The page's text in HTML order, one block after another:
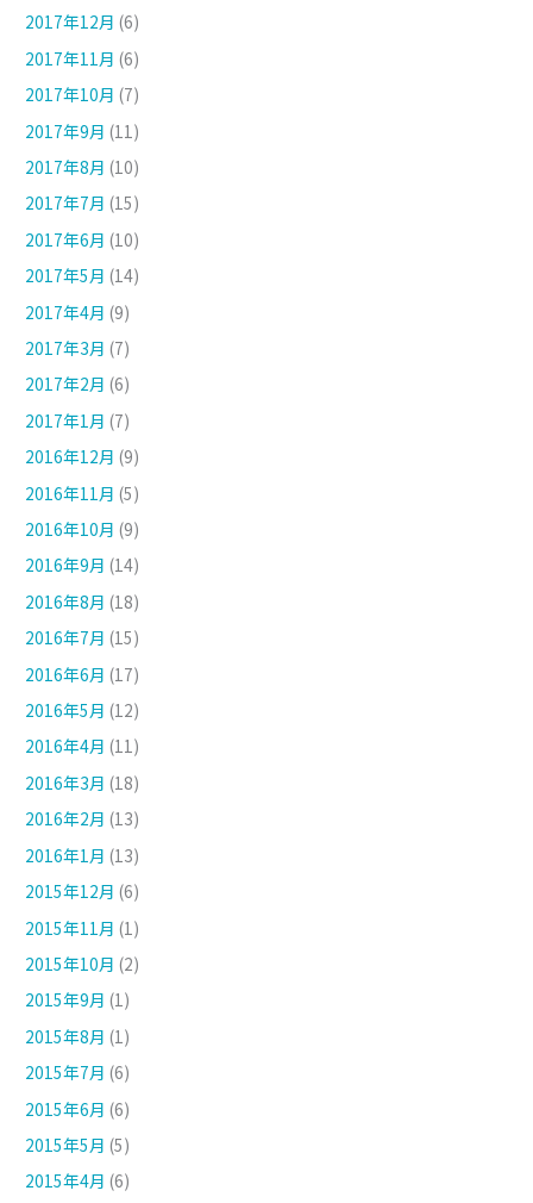
2017年12月 (6)
2017年11月 (6)
2017年10月 (7)
2017年9月 (11)
2017年8月 (10)
2017年7月 (15)
2017年6月 (10)
2017年5月 (14)
2017年4月 (9)
2017年3月 (7)
2017年2月 (6)
2017年1月 (7)
2016年12月 (9)
2016年11月 (5)
2016年10月 (9)
2016年9月 (14)
2016年8月 (18)
2016年7月 (15)
2016年6月 (17)
2016年5月 (12)
2016年4月 (11)
2016年3月 (18)
2016年2月 (13)
2016年1月 (13)
2015年12月 (6)
2015年11月 (1)
2015年10月 (2)
2015年9月 (1)
2015年8月 (1)
2015年7月 (6)
2015年6月 (6)
2015年5月 (5)
2015年4月 (6)